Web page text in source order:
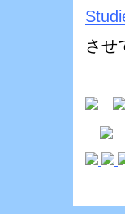
させ